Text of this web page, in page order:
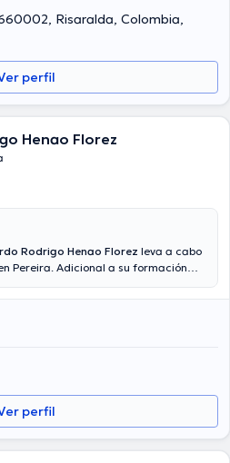
Risaralda, Colombia,
perfil
Henao Florez
Rodrigo Henao Florez leva a cabo
Pereira. Adicional a su formación
cuenta con varios años de
asociaciones médicas.
ha participado en cuantiosas
tener una formación continua en su
anunciado importantes artículos. La
perfil